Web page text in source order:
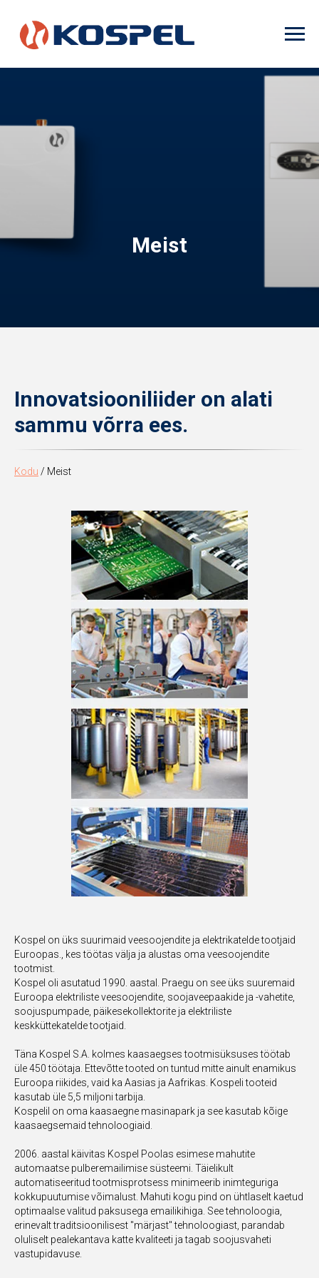
Meist
Innovatsiooniliider on alati
sammu võrra ees.
Kodu / Meist
Kospel on üks suurimaid veesoojendite ja elektrikatelde tootjaid
Euroopas., kes töötas välja ja alustas oma veesoojendite
tootmist.
Kospel oli asutatud 1990. aastal. Praegu on see üks suuremaid
Euroopa elektriliste veesoojendite, soojaveepaakide ja -vahetite,
soojuspumpade, päikesekollektorite ja elektriliste
keskküttekatelde tootjaid.
Täna Kospel S.A. kolmes kaasaegses tootmisüksuses töötab
üle 450 töötaja. Ettevõtte tooted on tuntud mitte ainult enamikus
Euroopa riikides, vaid ka Aasias ja Aafrikas. Kospeli tooteid
kasutab üle 5,5 miljoni tarbija.
Kospelil on oma kaasaegne masinapark ja see kasutab kõige
kaasaegsemaid tehnoloogiaid.
2006. aastal käivitas Kospel Poolas esimese mahutite
automaatse pulberemailimise süsteemi. Täielikult
automatiseeritud tootmisprotsess minimeerib inimteguriga
kokkupuutumise võimalust. Mahuti kogu pind on ühtlaselt kaetud
optimaalse valitud paksusega emailikihiga. See tehnoloogia,
erinevalt traditsioonilisest "märjast" tehnoloogiast, parandab
oluliselt pealekantava katte kvaliteeti ja tagab soojusvaheti
vastupidavuse.